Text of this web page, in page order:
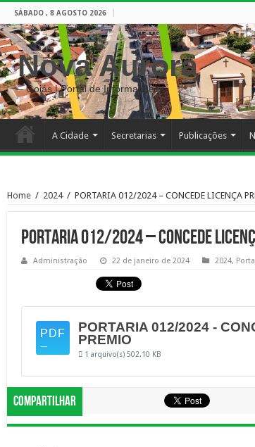
SÁBADO , 8 AGOSTO 2026
Nova Aurora
– Goiás | Portal de Informações
A Cidade Secretarias Publicações
Home / 2024 / PORTARIA 012/2024 – CONCEDE LICENÇA
PORTARIA 012/2024 – CONCEDE
Administração 22 de janeiro de 2024 2024,
PORTARIA 012/2024 -
PREMIO
1 arquivo(s) 502.10 KB
Compartilhar